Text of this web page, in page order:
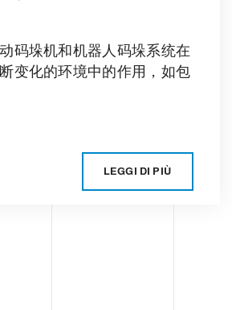
码垛机和机器人码垛系统在
变化的环境中的作用，如包
LEGGI DI PIÙ